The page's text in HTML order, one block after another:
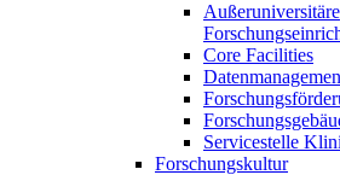
Außeruniversitäre
Core Facilities
Servicestelle
Forschungskultur